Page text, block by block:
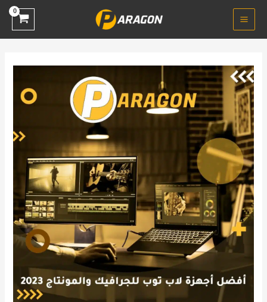
تخطي